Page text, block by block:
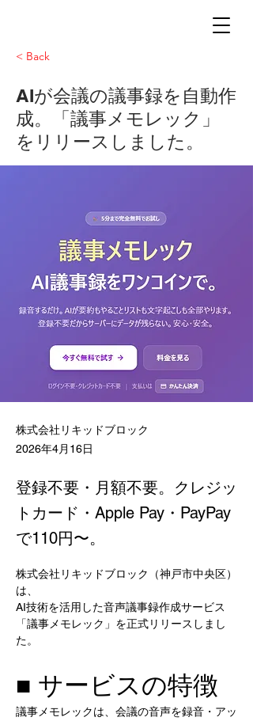
< Back
AIが会議の議事録を自動作
成。「議事メモレック」
をリリースしました。
株式会社リキッドブロック
2026年4月16日
登録不要・月額不要。クレジッ
トカード・Apple Pay・PayPay
で110円〜。
株式会社リキッドブロック（神戸市中央区）
は、
AI技術を活用した音声議事録作成サービス
「議事メモレック」を正式リリースしまし
た。
■ サービスの特徴
議事メモレックは、会議の音声を録音・アッ